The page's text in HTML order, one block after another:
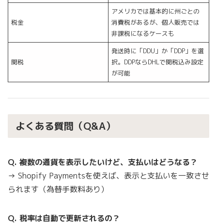
税金
アメリカでは基本的に州ごとの
消費税があるが、個人販売では
非課税になるケースも
関税
発送時に「DDU」か「DDP」を選
択。DDPならDHLで関税込み設定
が可能
よくある質問（Q&A）
Q. 複数の通貨を表示したいけど、支払いはどうなる？
→ Shopify Paymentsを使えば、表示と支払いを一致させ
られます（為替手数料あり）
Q. 税率は自動で更新されるの？